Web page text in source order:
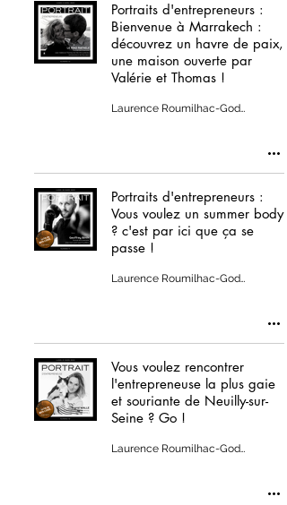
Portraits d'entrepreneurs :
Bienvenue à Marrakech :
découvrez un havre de paix,
une maison ouverte par
Valérie et Thomas !
Laurence Roumilhac-Godillot
Portraits d'entrepreneurs :
Vous voulez un summer body
? c'est par ici que ça se
passe !
Laurence Roumilhac-Godillot
Vous voulez rencontrer
l'entrepreneuse la plus gaie
et souriante de Neuilly-sur-
Seine ? Go !
Laurence Roumilhac-Godillot